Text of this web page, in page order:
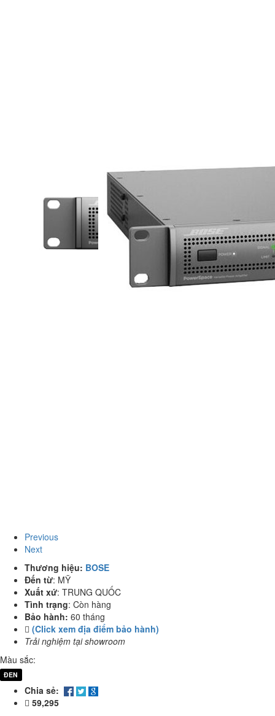
Previous
Next
Thương hiệu: BOSE
Đến từ: MỸ
Xuất xứ: TRUNG QUỐC
Tình trạng: Còn hàng
Bảo hành: 60 tháng
(Click xem địa điểm bảo hành)
Trải nghiệm tại showroom
Màu sắc:
ĐEN
Chia sẻ:
59,295